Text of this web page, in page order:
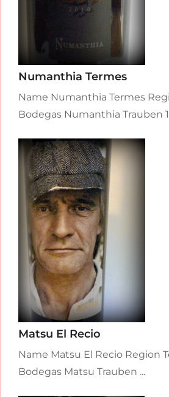
Numanthia Termes
Name Numanthia Termes
Bodegas Numanthia Trauben
Matsu El Recio
Name Matsu El Recio Region
Bodegas Matsu Trauben ...